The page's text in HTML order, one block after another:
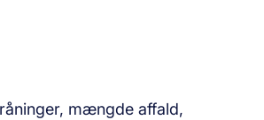
mængde affald,